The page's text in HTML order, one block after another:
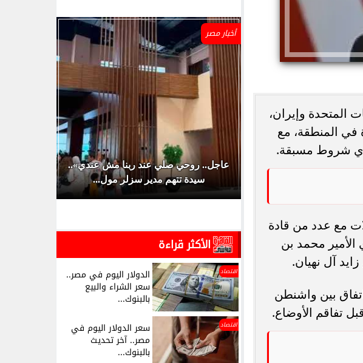
المتحدة وإيران،
في المنطقة، مع
أي شروط مسبقة.
مع عدد من قادة
محمد بن
آل نهيان.
بين واشنطن
تفاقم الأوضاع.
أخبار مصر
عاجل.. روحي صلي عند ربنا مش عندي»..
سيدة تتهم مدير سزلر مول...
الأكثر قراءة
اقتصاد الدولار اليوم في مصر..
سعر الشراء والبيع
بالبنوك...
اقتصاد سعر الدولار اليوم في
مصر.. آخر تحديث
بالبنوك...